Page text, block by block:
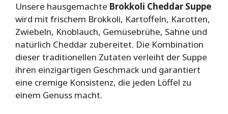
Unsere hausgemachte Brokkoli Cheddar Suppe
wird mit frischem Brokkoli, Kartoffeln, Karotten,
Zwiebeln, Knoblauch, Gemüsebrühe, Sahne und
natürlich Cheddar zubereitet. Die Kombination
dieser traditionellen Zutaten verleiht der Suppe
ihren einzigartigen Geschmack und garantiert
eine cremige Konsistenz, die jeden Löffel zu
einem Genuss macht.